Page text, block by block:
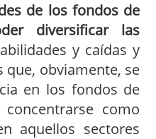
de los fondos de
diversificar las
y caídas y
obviamente, se
en los fondos de
como
aquellos sectores